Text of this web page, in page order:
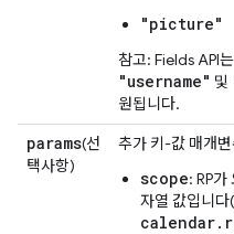
"picture"
참고: Fields API
"username" 및
원됩니다.
params(선
택사항)
추가 키-값 매개
scope: RP
자열 값입니다